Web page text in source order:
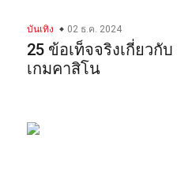
บันเทิง 02 ธ.ค. 2024
25 ข้อเท็จจริงเกี่ยวกับ
เกมคาสิโน